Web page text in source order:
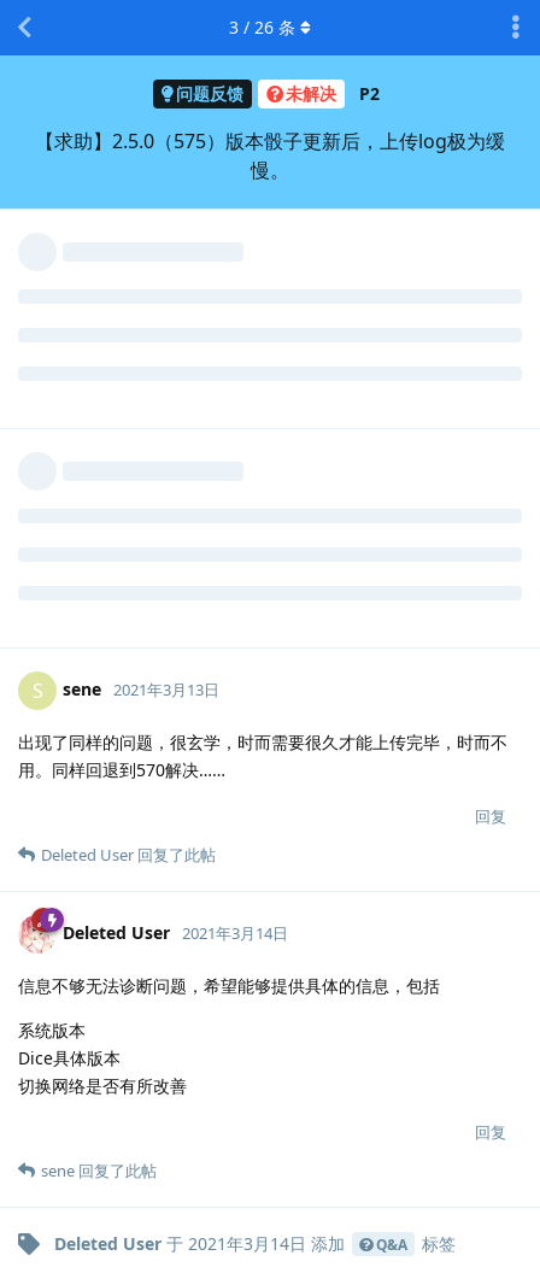
问题反馈 未解决 P2
【求助】2.5.0（575）版本骰子更新后，上传log极为缓
慢。
3 / 26 条
S sene 2021年3月13日
出现了同样的问题，很玄学，时而需要很久才能上传完毕，时而不
用。同样回退到570解决……
回复
Deleted User 回复了此帖
Deleted User 2021年3月14日
信息不够无法诊断问题，希望能够提供具体的信息，包括
系统版本
Dice具体版本
切换网络是否有所改善
回复
sene 回复了此帖
Deleted User 于 2021年3月14日 添加 Q&A 标签